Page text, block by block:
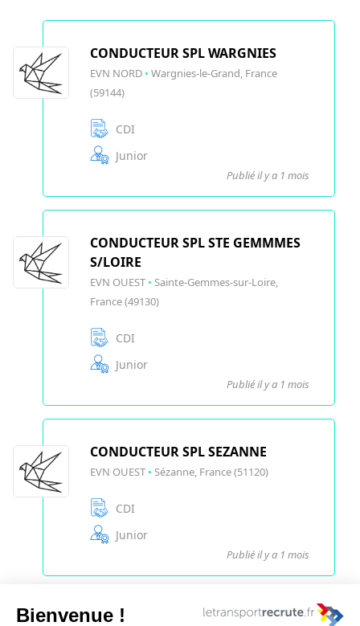
CONDUCTEUR SPL WARGNIES
EVN NORD • Wargnies-le-Grand, France
(59144)
CDI
Junior
Publié il y a 1 mois
CONDUCTEUR SPL STE GEMMMES
S/LOIRE
EVN OUEST • Sainte-Gemmes-sur-Loire,
France (49130)
CDI
Junior
Publié il y a 1 mois
CONDUCTEUR SPL SEZANNE
EVN OUEST • Sézanne, France (51120)
CDI
Junior
Publié il y a 1 mois